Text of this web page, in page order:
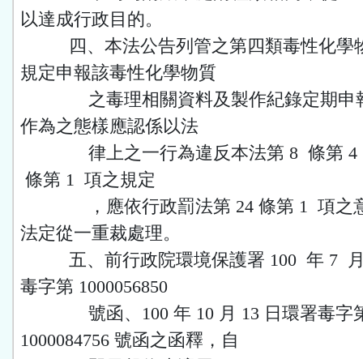
以達成行政目的。
四、本法公告列管之第四類毒性化學
規定申報該毒性化學物質
之毒理相關資料及製作紀錄定期申
作為之態樣應認係以法
律上之一行為違反本法第 8 條第 4
條第 1 項之規定
，應依行政罰法第 24 條第 1 項之
法定從一重裁處理。
五、前行政院環境保護署 100 年 7 月
毒字第 1000056850
號函、100 年 10 月 13 日環署毒字
1000084756 號函之函釋，自